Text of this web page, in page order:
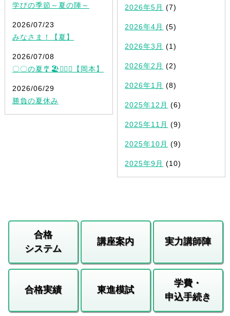
学びの季節～夏の陣～
2026/07/23
みなさま！【夏】
2026/07/08
〇〇の夏🎐🏖✍🏻💡【岡本】
2026/06/29
勝負の夏休み
2026年5月 (7)
2026年4月 (5)
2026年3月 (1)
2026年2月 (2)
2026年1月 (8)
2025年12月 (6)
2025年11月 (9)
2025年10月 (9)
2025年9月 (10)
合格
システム
講座案内 実力講師陣
合格実績 東進模試
学費・
申込手続き